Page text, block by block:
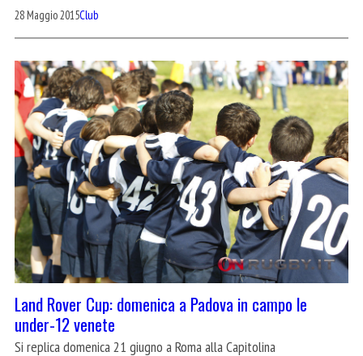
28 Maggio 2015Club
Land Rover Cup: domenica a Padova in campo le
under-12 venete
Si replica domenica 21 giugno a Roma alla Capitolina